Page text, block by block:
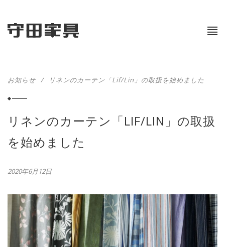
お知らせ / リネンのカーテン「Lif/Lin」の取扱を始めました
リネンのカーテン「LIF/LIN」の取扱
を始めました
2020年6月12日